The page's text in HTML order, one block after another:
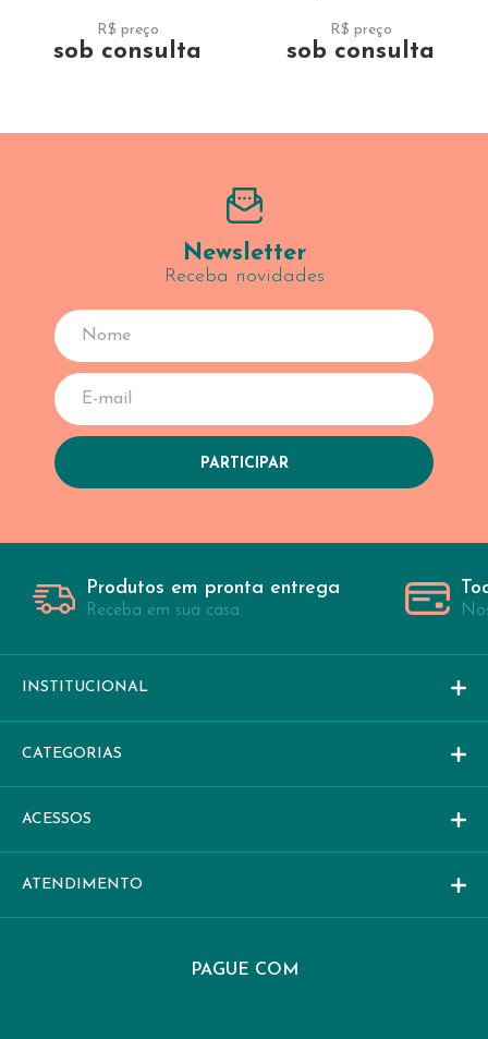
R$ preço
sob consulta
R$ preço
sob consulta
Newsletter
Receba novidades
Produtos em pronta entrega
Receba em sua casa
INSTITUCIONAL
CATEGORIAS
ACESSOS
ATENDIMENTO
PAGUE COM